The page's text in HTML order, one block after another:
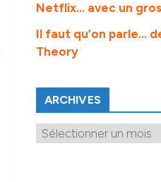
Netflix… avec un
Il faut qu’on parle…
Theory
ARCHIVES
A
r